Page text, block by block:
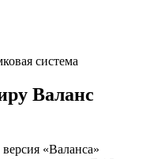
система
Валанс
«Валанса»